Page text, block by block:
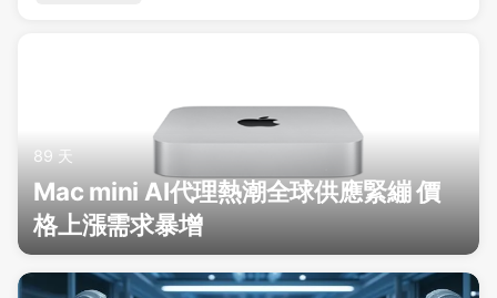
89 天
Mac mini AI代理熱潮全球供應緊繃 價
格上漲需求暴增